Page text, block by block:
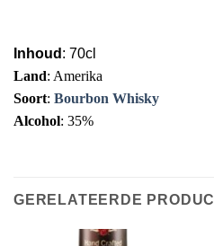
Inhoud : 70cl
Land: Amerika
Soort: Bourbon Whisky
Alcohol: 35%
GERELATEERDE